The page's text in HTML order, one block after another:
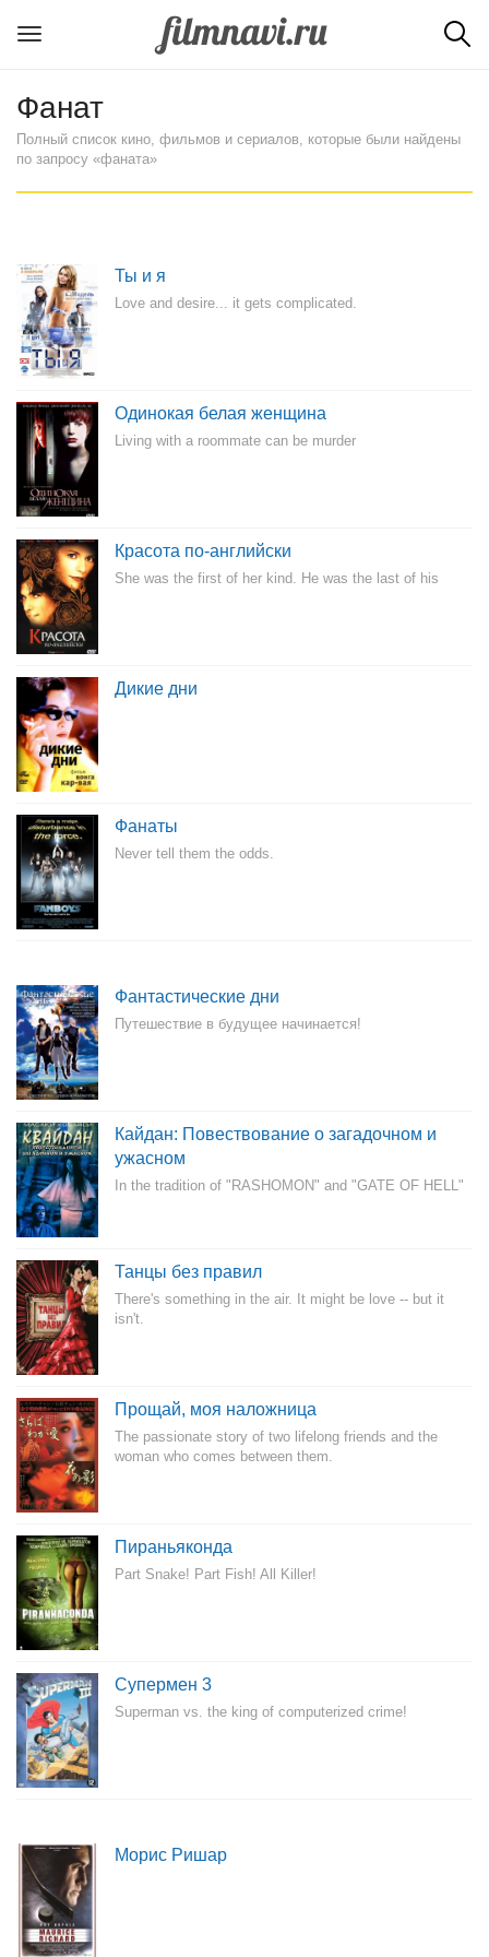
Фанат
Полный список кино, фильмов и сериалов, которые были найдены
по запросу «фаната»
Ты и я
Love and desire... it gets complicated.
Одинокая белая женщина
Living with a roommate can be murder
Красота по-английски
She was the first of her kind. He was the last of his
Дикие дни
Фанаты
Never tell them the odds.
Фантастические дни
Путешествие в будущее начинается!
Кайдан: Повествование о загадочном и
ужасном
In the tradition of "RASHOMON" and "GATE OF HELL"
Танцы без правил
There's something in the air. It might be love -- but it
isn't.
Прощай, моя наложница
The passionate story of two lifelong friends and the
woman who comes between them.
Пираньяконда
Part Snake! Part Fish! All Killer!
Супермен 3
Superman vs. the king of computerized crime!
Морис Ришар